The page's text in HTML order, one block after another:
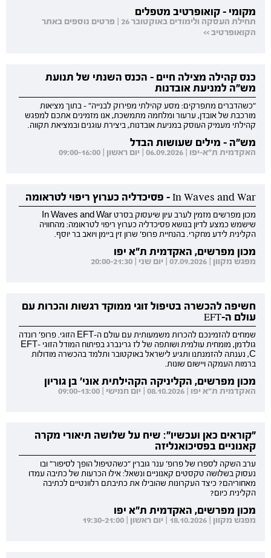
מקומי - קואופרטיב מטפלים
תחילת העסקה ולימודים באוקטובר 26 | פרטים נוספים באתר
הקואופרטיב >>
כנס קהילה מצילה חיים - הכנס השנתי של תנועת
מש"ה למניעת אובדנות
"כשהדברים מתפרקים: מסע קהילתי מפירוק לבנייה" - בתוך מציאות
מורכבת של אובדן, ערעור ומלחמה מתמשכת, אנו מזמינים אתכם למפגש
קהילתי מעמיק העוסק במניעת אובדנות, ביצירת עוגנים ובמציאת תקווה.
מש"ה - מילים שעושות הבדל
האקדמית ת"א-יפו | 06.09.2026 | יום ראשון | 09:00-16:00
In Waves and War - פסיכדליה כערוץ ריפוי לטראומה
מכון מפרשים מזמין לערב עיון שיעסוק בסרט In Waves and War
שישמש כמצע לדיון בנושא פסיכדליה כערוץ ריפוי לטראומה: מהחוויה
הקלינית לידע מחקרי. בהנחיית פרופ' שרון זין ביימן ויואב בר יוסף.
מכון מפרשים, האקדמית ת"א יפו
מפגש מקוון | 07.09.2026 | יום שני | 20:00-21:30
חשיפה להכשרה בטיפול זוגי ממוקד רגשות והכרות עם
עולם ה-EFT
שמחים להזמינכם להכרות משמעותית עם עולם ה-EFT הזוגי. פרופ' רונדה
גולדמן, מומחית עולמית ושותפה של לז גרינברג בפיתוח המודל הזוגי EFT-
C, נענתה להזמנתנו ותגיע לישראל באוקטובר ותלמד בהכשרה מודולות
ברמות העמקה ויישום שונות.
מכון מפרשים, הקליניקה הקהילתית אוני' בן גוריון
האקדמית ת"א יפו | 08.10.2026 | יום חמישי | 09:00-13:00
"קוראים כאן ועכשיו": שיח על שלושה תיאורי מקרה
קאנוניים בפסיכואנליזה
ערב השקה לספרו של פרופ' ענר גוברין "כשהטיפול הופך לסיפור" ובו
נעסוק בשלושה טקסטים קאנוניים ונשאל: אילו הכרעות של כתיבה עמדו
מאחוריהם? כיצד העקרונות שהובילו את כתיבתם רלוונטיים לכתיבה
הקלינית כיום?
מכון מפרשים, האקדמית ת"א יפו
מפגש מקוון | 18.10.2026 | יום ראשון | 19:30-21:00